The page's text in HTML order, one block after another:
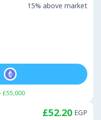
15% above market
£55,000
£52.20 EGP